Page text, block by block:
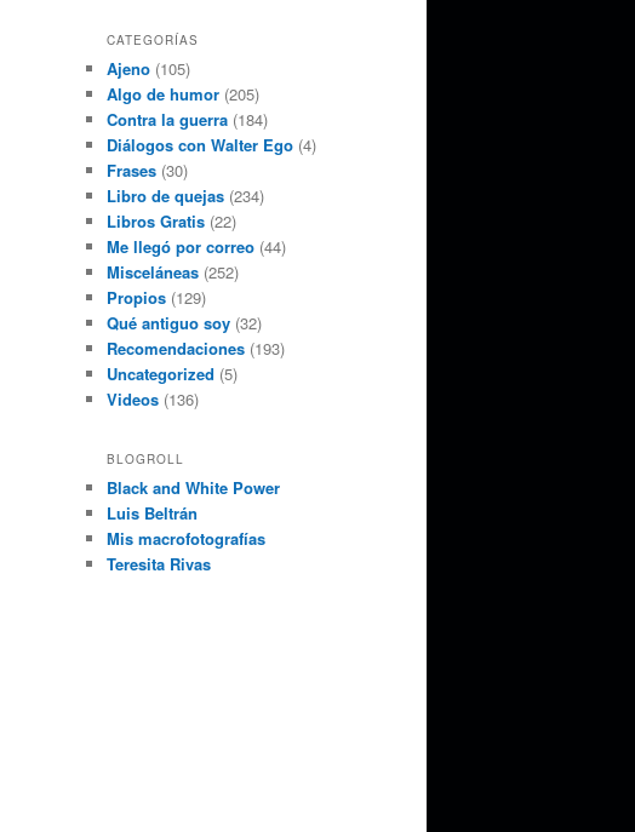
CATEGORÍAS
Ajeno (105)
Algo de humor (205)
Contra la guerra (184)
Diálogos con Walter Ego (4)
Frases (30)
Libro de quejas (234)
Libros Gratis (22)
Me llegó por correo (44)
Misceláneas (252)
Propios (129)
Qué antiguo soy (32)
Recomendaciones (193)
Uncategorized (5)
Videos (136)
BLOGROLL
Black and White Power
Luis Beltrán
Mis macrofotografías
Teresita Rivas